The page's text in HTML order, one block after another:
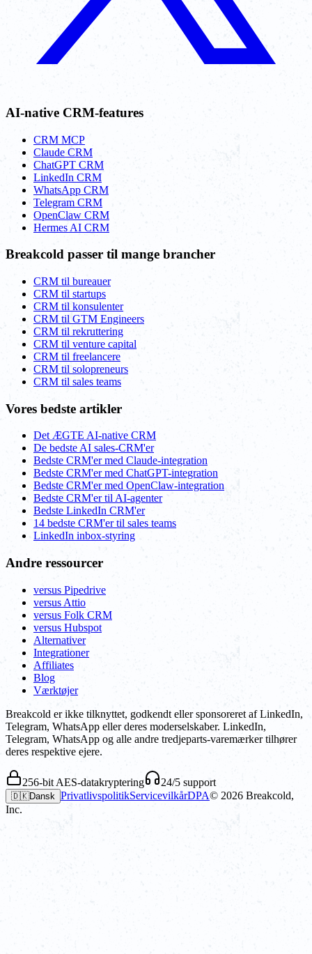
AI-native CRM-features
CRM MCP
Claude CRM
ChatGPT CRM
LinkedIn CRM
WhatsApp CRM
Telegram CRM
OpenClaw CRM
Hermes AI CRM
Breakcold passer til mange brancher
CRM til bureauer
CRM til startups
CRM til konsulenter
CRM til GTM Engineers
CRM til rekruttering
CRM til venture capital
CRM til freelancere
CRM til solopreneurs
CRM til sales teams
Vores bedste artikler
Det ÆGTE AI-native CRM
De bedste AI sales-CRM'er
Bedste CRM'er med Claude-integration
Bedste CRM'er med ChatGPT-integration
Bedste CRM'er med OpenClaw-integration
Bedste CRM'er til AI-agenter
Bedste LinkedIn CRM'er
14 bedste CRM'er til sales teams
LinkedIn inbox-styring
Andre ressourcer
versus Pipedrive
versus Attio
versus Folk CRM
versus Hubspot
Alternativer
Integrationer
Affiliates
Blog
Værktøjer
Breakcold er ikke tilknyttet, godkendt eller sponsoreret af LinkedIn,
Telegram, WhatsApp eller deres moderselskaber. LinkedIn,
Telegram, WhatsApp og alle andre tredjeparts-varemærker tilhører
deres respektive ejere.
256-bit AES-datakryptering 24/5 support
🇩🇰Dansk PrivatlivspolitikServicevilkårDPA© 2026 Breakcold,
Inc.